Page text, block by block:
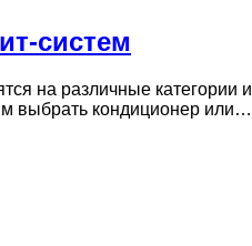
систем
на различные
выбрать кондиционер или…